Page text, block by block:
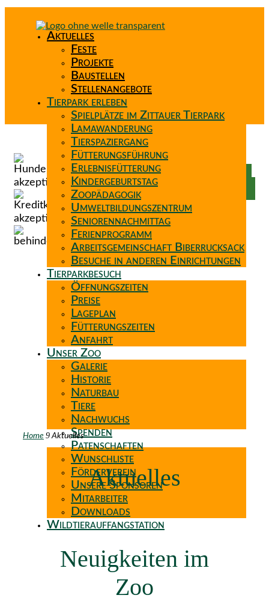
Aktuelles
Feste
Projekte
Baustellen
Stellenangebote
Tierpark erleben
Spielplätze im Zittauer Tierpark
Lamawanderung
Tierspaziergang
Fütterungsführung
Erlebnisfütterung
Kindergeburtstag
Zoopädagogik
Umweltbildungszentrum
Seniorennachmittag
Ferienprogramm
Arbeitsgemeinschaft Biberrucksack
Besuche in anderen Einrichtungen
Tierparkbesuch
Öffnungszeiten
Preise
Lageplan
Fütterungszeiten
Anfahrt
Unser Zoo
Galerie
Historie
Naturbau
Tiere
Nachwuchs
Spenden
Patenschaften
Wunschliste
Förderverein
Unsere Sponsoren
Mitarbeiter
Downloads
Wildtierauffangstation
Home 9 Aktuelles
Aktuelles
Neuigkeiten im
Zoo